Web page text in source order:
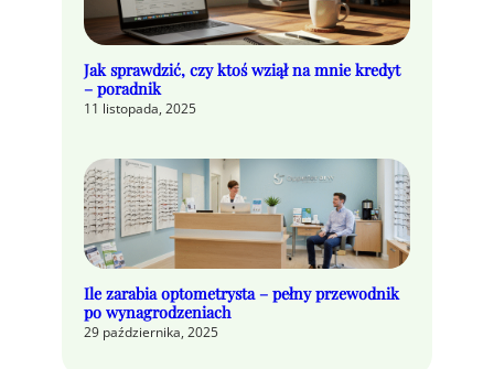
Jak sprawdzić, czy ktoś wziął na mnie kredyt
– poradnik
11 listopada, 2025
Ile zarabia optometrysta – pełny przewodnik
po wynagrodzeniach
29 października, 2025